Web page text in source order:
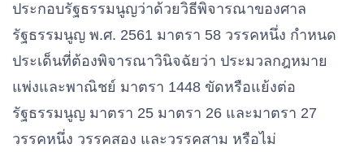
ประกอบรัฐธรรมนูญว่าด้วยวิธีพิจารณาของศาล
รัฐธรรมนูญ พ.ศ. 2561 มาตรา 58 วรรคหนึ่ง กําหนด
ประเด็นที่ต้องพิจารณาวินิจฉัยว่า ประมวลกฎหมาย
แพ่งและพาณิชย์ มาตรา 1448 ขัดหรือแย้งต่อ
รัฐธรรมนูญ มาตรา 25 มาตรา 26 และมาตรา 27
วรรคหนึ่ง วรรคสอง และวรรคสาม หรือไม่